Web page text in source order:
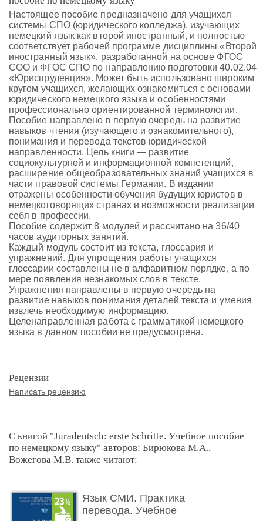
Настоящее пособие предназначено для учащихся
системы СПО (юридического колледжа), изучающих
немецкий язык как второй иностранный, и полностью
соответствует рабочей программе дисциплины «Второй
иностранный язык», разработанной на основе ФГОС
СОО и ФГОС СПО по направлению подготовки 40.02.04
«Юриспруденция». Может быть использовано широким
кругом учащихся, желающих ознакомиться с основами
юридического немецкого языка и особенностями
профессионально ориентированной терминологии.
Пособие направлено в первую очередь на развитие
навыков чтения (изучающего и ознакомительного),
понимания и перевода текстов юридической
направленности. Цель книги — развитие
социокультурной и информационной компетенций,
расширение общеобразовательных знаний учащихся в
части правовой системы Германии. В издании
отражены особенности обучения будущих юристов в
немецкоговорящих странах и возможности реализации
себя в профессии.
Пособие содержит 8 модулей и рассчитано на 36/40
часов аудиторных занятий.
Каждый модуль состоит из текста, глоссария и
упражнений. Для упрощения работы учащихся
глоссарии составлены не в алфавитном порядке, а по
мере появления незнакомых слов в тексте.
Упражнения направлены в первую очередь на
развитие навыков понимания деталей текста и умения
извлечь необходимую информацию.
Целенаправленная работа с грамматикой немецкого
языка в данном пособии не предусмотрена.
Рецензии
Написать рецензию
С книгой "Juradeutsch: erste Schritte. Учебное пособие
по немецкому языку" авторов: Бирюкова М.А.,
Вожегова М.В. также читают:
Язык СМИ. Практика
перевода. Учебное